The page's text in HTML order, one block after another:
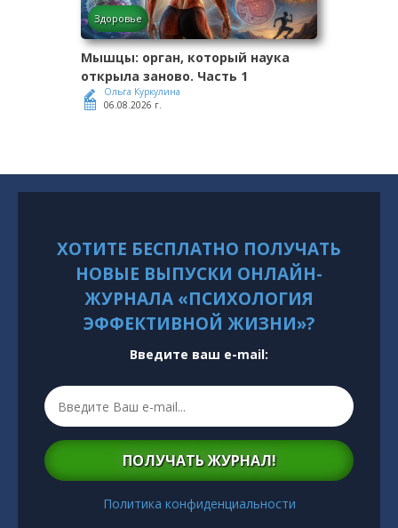
Здоровье
Мышцы: орган, который наука
открыла заново. Часть 1
Ольга Куркулина
06.08.2026 г.
ХОТИТЕ БЕСПЛАТНО ПОЛУЧАТЬ
НОВЫЕ ВЫПУСКИ ОНЛАЙН-
ЖУРНАЛА «ПСИХОЛОГИЯ
ЭФФЕКТИВНОЙ ЖИЗНИ»?
Введите ваш e-mail:
ПОЛУЧАТЬ ЖУРНАЛ!
Политика конфиденциальности